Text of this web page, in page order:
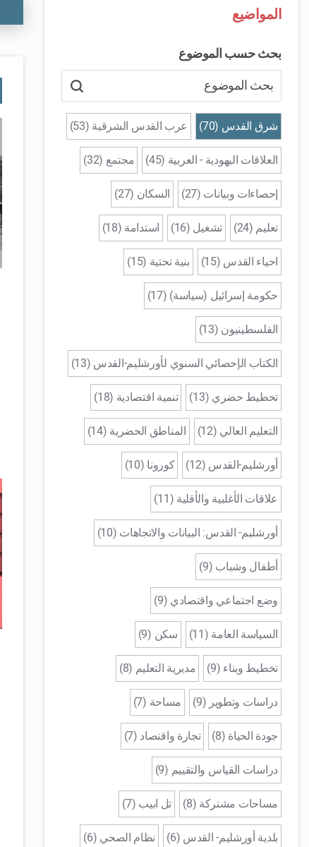
المواضيع
بحث حسب الموضوع
شرق القدس (70)
عرب القدس الشرقية (53)
العلاقات اليهودية - العربية (45)
مجتمع (32)
إحصاءات وبيانات (27)
السكان (27)
تعليم (24)
تشغيل (16)
استدامة (18)
احياء القدس (15)
بنية تحتية (15)
حكومة إسرائيل (سياسة) (17)
الفلسطينيون (13)
الكتاب الإحصائي السنوي لأورشليم-القدس (13)
تخطيط حضري (13)
تنمية اقتصادية (18)
التعليم العالي (12)
المناطق الحضرية (14)
أورشليم-القدس (12)
كورونا (10)
علاقات الأغلبية والأقلية (11)
أورشليم- القدس: البيانات والاتجاهات (10)
أطفال وشباب (9)
وضع اجتماعي واقتصادي (9)
السياسة العامة (11)
سكن (9)
تخطيط وبناء (9)
مديرية التعليم (8)
دراسات وتطوير (9)
مساحة (7)
جودة الحياة (8)
تجارة واقتصاد (7)
دراسات القياس والتقييم (9)
مساحات مشتركة (8)
تل ابيب (7)
بلدية أورشليم- القدس (6)
نظام الصحي (6)